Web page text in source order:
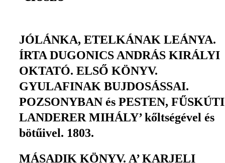
JÓLÁNKA, ETELKÁNAK LEÁNYA.
ÍRTA DUGONICS ANDRÁS KIRÁLYI
OKTATÓ. ELSŐ KÖNYV.
GYULAFINAK BUJDOSÁSSAI.
POZSONYBAN és PESTEN, FŰSKÚTI
LANDERER MIHÁLY’ kőltségével és
bötűivel. 1803.
MÁSADIK KÖNYV. A’ KARJELI